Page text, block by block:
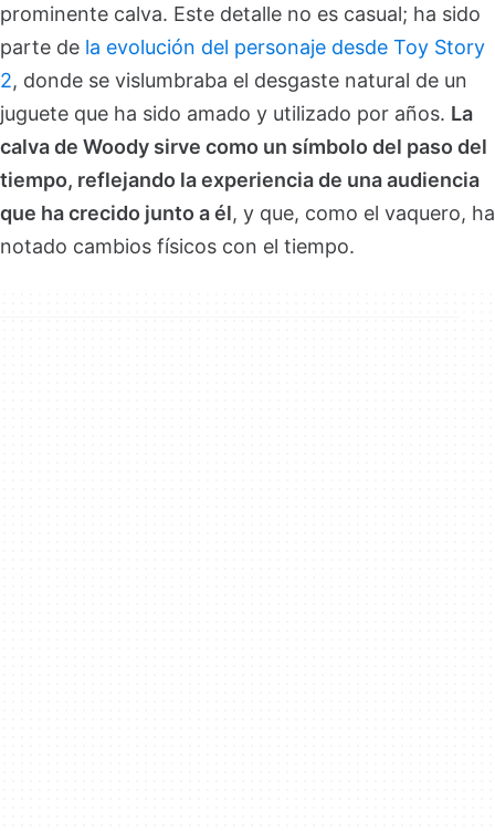
prominente calva. Este detalle no es casual; ha sido
parte de la evolución del personaje desde Toy Story
2, donde se vislumbraba el desgaste natural de un
juguete que ha sido amado y utilizado por años. La
calva de Woody sirve como un símbolo del paso del
tiempo, reflejando la experiencia de una audiencia
que ha crecido junto a él, y que, como el vaquero, ha
notado cambios físicos con el tiempo.